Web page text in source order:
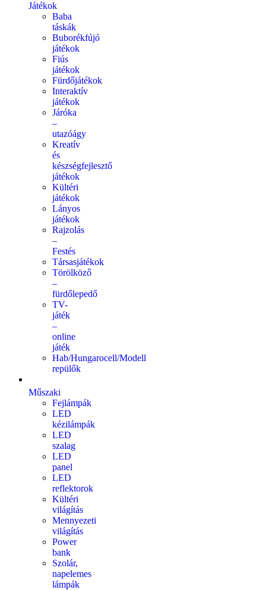
Játékok
Baba
táskák
Buborékfújó
játékok
Fiús
játékok
Fürdőjátékok
Interaktív
játékok
Járóka
–
utazóágy
Kreatív
és
készségfejlesztő
játékok
Kültéri
játékok
Lányos
játékok
Rajzolás
–
Festés
Társasjátékok
Törölköző
–
fürdőlepedő
TV-
játék
–
online
játék
Hab/Hungarocell/Modell
repülők
Műszaki
Fejlámpák
LED
kézilámpák
LED
szalag
LED
panel
LED
reflektorok
Kültéri
világítás
Mennyezeti
világítás
Power
bank
Szolár,
napelemes
lámpák